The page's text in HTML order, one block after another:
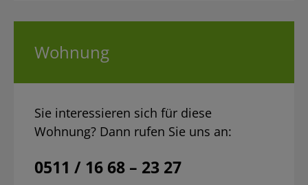
Wohnung
Sie interessieren sich für diese
Wohnung? Dann rufen Sie uns an:
0511 / 16 68 – 23 27